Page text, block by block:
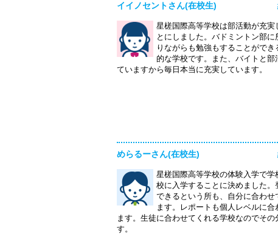
イイノセントさん(在校生)
星槎国際高等学校は部活動が充
とにしました。バドミントン部
りながらも勉強もすることがで
的な学校です。また、バイトと
ていますから毎日本当に充実しています。
めらるーさん(在校生)
星槎国際高等学校の体験入学で
校に入学することに決めました
できるという所も、自分に合わ
ます。レポートも個人レベルに
ます。生徒に合わせてくれる学校なのでそ
す。